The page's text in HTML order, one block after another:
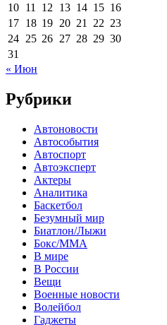
10 11 12 13 14 15 16
17 18 19 20 21 22 23
24 25 26 27 28 29 30
31
« Июн
Рубрики
Автоновости
Автособытия
Автоспорт
Автоэксперт
Актеры
Аналитика
Баскетбол
Безумный мир
Биатлон/Лыжи
Бокс/MMA
В мире
В России
Вещи
Военные новости
Волейбол
Гаджеты